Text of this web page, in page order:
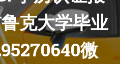
克大学毕业
微